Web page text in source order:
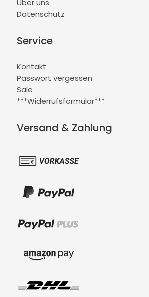
Über uns
Datenschutz
Service
Kontakt
Passwort vergessen
Sale
***Widerrufsformular***
Versand & Zahlung